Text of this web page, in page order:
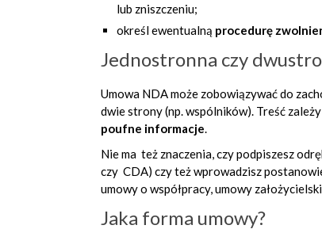
lub zniszczeniu;
określ ewentualną procedurę
Jednostronna czy
Umowa NDA może zobowiązywać do
dwie strony (np. wspólników). Treść
poufne informacje
Nie ma też znaczenia, czy podpiszesz
czy CDA) czy też wprowadzisz
umowy o współpracy, umowy
Jaka forma umowy?